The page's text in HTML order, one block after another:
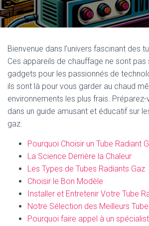
Bienvenue dans l’univers fascinant des
Ces appareils de chauffage ne sont pas
gadgets pour les passionnés de
ils sont là pour vous garder au chaud
environnements les plus frais.
dans un guide amusant et éducatif sur
gaz.
Pourquoi Choisir un Tube Radiant
La Science Derrière la Chaleur
Les Types de Tubes Radiants Gaz
Choisir le Bon Modèle
Installer et Entretenir Votre Tube
Notre Sélection des Meilleurs
Pourquoi faire appel à un